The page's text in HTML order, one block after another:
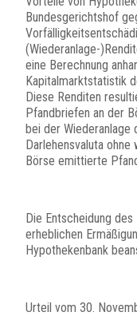
Bundesgerichtshof
(Wiederanlage-
eine Berechnung
Kapitalmarktstatistik
Diese Renditen
Pfandbriefen an der
bei der
Darlehensvaluta
Börse emittierte
Die Entscheidung
erheblichen
Hypothekenbank
Urteil vom 30.